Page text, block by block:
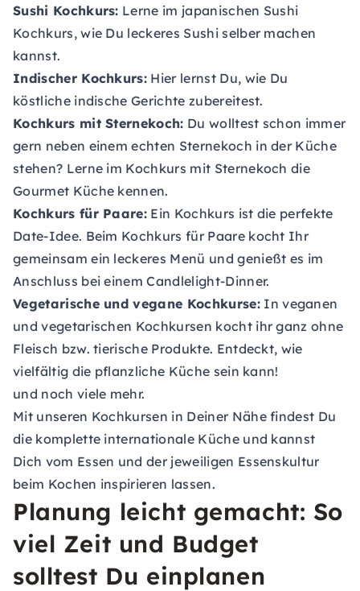
Sushi Kochkurs: Lerne im japanischen Sushi
Kochkurs, wie Du leckeres Sushi selber machen
kannst.
Indischer Kochkurs: Hier lernst Du, wie Du
köstliche indische Gerichte zubereitest.
Kochkurs mit Sternekoch: Du wolltest schon immer
gern neben einem echten Sternekoch in der Küche
stehen? Lerne im Kochkurs mit Sternekoch die
Gourmet Küche kennen.
Kochkurs für Paare: Ein Kochkurs ist die perfekte
Date-Idee. Beim Kochkurs für Paare kocht Ihr
gemeinsam ein leckeres Menü und genießt es im
Anschluss bei einem Candlelight-Dinner.
Vegetarischeundvegane Kochkurse:In veganen
und vegetarischen Kochkursen kocht ihr ganz ohne
Fleisch bzw. tierische Produkte. Entdeckt, wie
vielfältig die pflanzliche Küche sein kann!
und noch viele mehr.
Mit unseren Kochkursen in Deiner Nähe findest Du
die komplette internationale Küche und kannst
Dich vom Essen und der jeweiligen Essenskultur
beim Kochen inspirieren lassen.
Planung leicht gemacht: So
viel Zeit und Budget
solltest Du einplanen